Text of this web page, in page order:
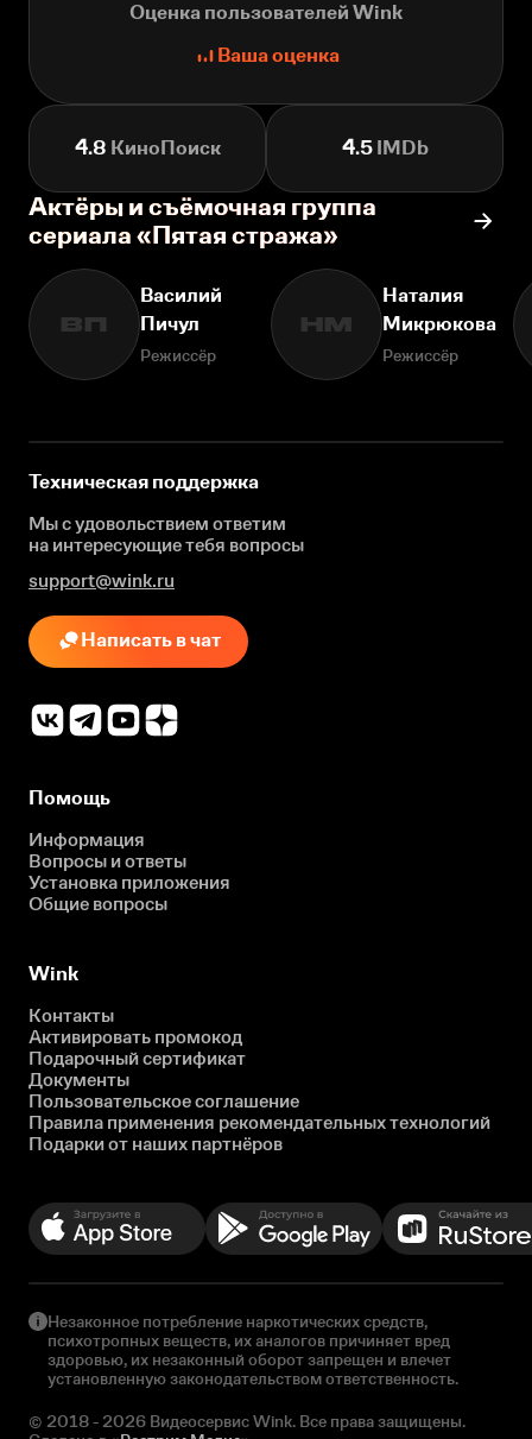
Оценка пользователей Wink
Ваша оценка
4.8 КиноПоиск 4.5IMDb
Актёры и съёмочная группа
сериала «Пятая стража»
ВП
Василий
Пичул
Режиссёр
НМ
Наталия
Микрюкова
Режиссёр
Техническая поддержка
Мы с удовольствием ответим
на интересующиетебя вопросы
support@wink.ru
Написать в чат
Помощь
Информация
Вопросы и ответы
Установка приложения
Общие вопросы
Wink
Контакты
Активировать промокод
Подарочный сертификат
Документы
Пользовательское соглашение
Правила применения рекомендательных технологий
Подарки от наших партнёров
Незаконное потребление наркотических средств,
психотропных веществ, их аналогов причиняет вред
здоровью, их незаконный оборот запрещен и влечет
установленную законодательством ответственность.
© 2018 - 2026 Видеосервис Wink. Все права защищены.